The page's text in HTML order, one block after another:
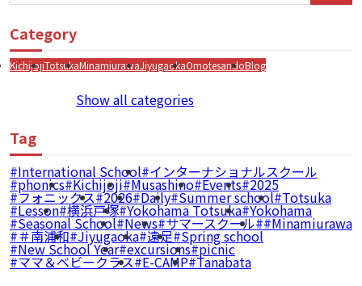
Category
KichijojiTotsukaMinamiurawaJiyugaokaOmotesandoBlog
Show all categories
Tag
International School インターナショナルスクール
phonics Kichijoji Musashino Events 2025
フォニックス 2026 Daily Summer school Totsuka
Lesson 横浜戸塚 Yokohama Totsuka Yokohama
Seasonal School News サマースクール #Minamiurawa
＃南浦和 Jiyugaoka 遠足 Spring school
New School Year excursions picnic
ママ＆ベビークラス E-CAMP Tanabata